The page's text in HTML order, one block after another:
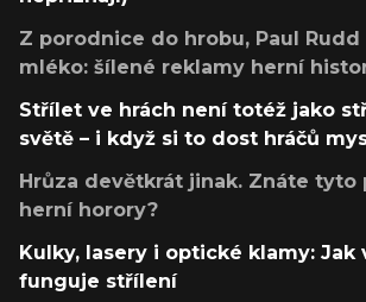
Z porodnice do hrobu, Paul
mléko: šílené reklamy herní
Střílet ve hrách není totéž jako
světě – i když si to dost hráčů
Hrůza devětkrát jinak. Znáte tyto
herní horory?
Kulky, lasery i optické klamy: Jak
funguje střílení